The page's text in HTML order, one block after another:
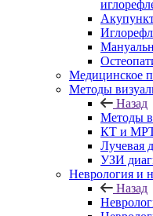
Медицинское
Методы
Назад
Методы
КТ и МРТ
Лучевая
УЗИ
Неврология и
Назад